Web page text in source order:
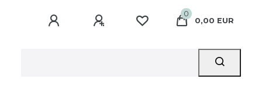
0
0,00 EUR